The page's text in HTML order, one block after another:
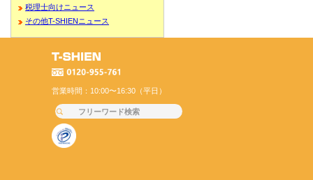
税理士向けニュース
その他T-SHIENニュース
営業時間：10:00〜16:30（平日）